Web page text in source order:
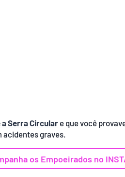
a Serra Circular e que você
acidentes graves.
os Empoeirados no